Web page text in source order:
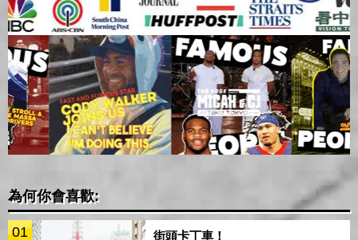
為何你會喜歡:
01 街頭卡丁車！